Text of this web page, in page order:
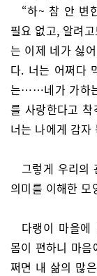
“하~ 참 안 변
필요 없고, 알려
는 이제 네가 싫
다. 너는 어쩌다
는……네가 가하
를 사랑한다고
너는 나에게 감자
그렇게 우리의
의미를 이해한 모
다랭이 마을
몸이 편하니 마
쩌면 내 삶의 많